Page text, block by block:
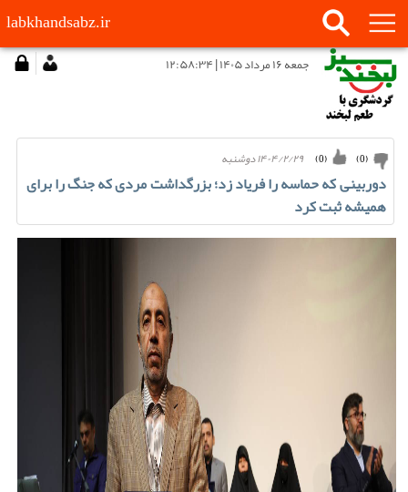
labkhandsabz.ir
جمعه ۱۶ مرداد ۱۴۰۵ | ۱۲:۵۸:۳۴
۱۴۰۴/۲/۲۹ دوشنبه (
0
) (
0
)
دوربینی که حماسه را فریاد زد؛ بزرگداشت مردی که جنگ را برای
همیشه ثبت کرد